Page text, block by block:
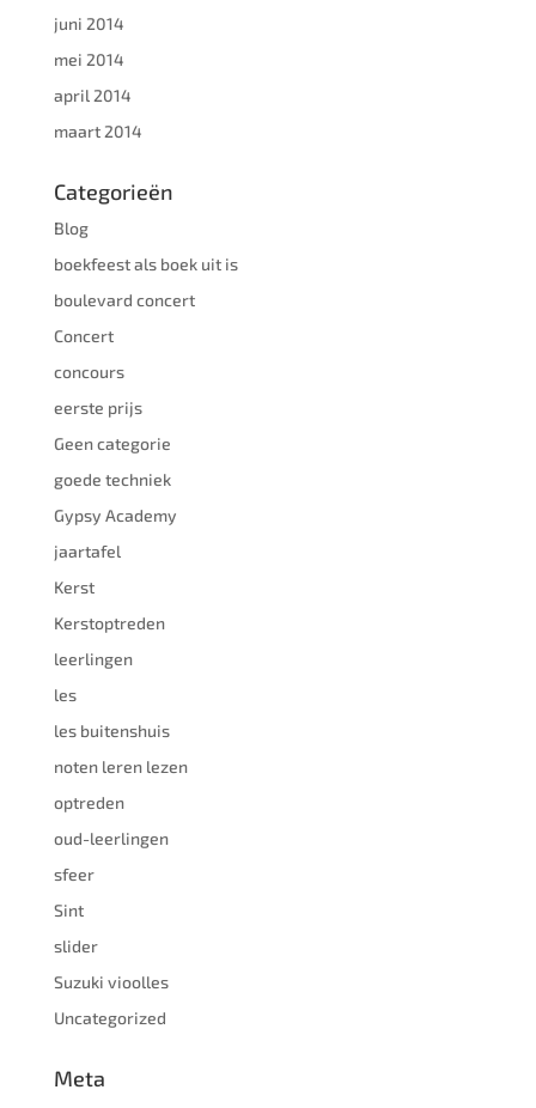
juni 2014
mei 2014
april 2014
maart 2014
Categorieën
Blog
boekfeest als boek uit is
boulevard concert
Concert
concours
eerste prijs
Geen categorie
goede techniek
Gypsy Academy
jaartafel
Kerst
Kerstoptreden
leerlingen
les
les buitenshuis
noten leren lezen
optreden
oud-leerlingen
sfeer
Sint
slider
Suzuki vioolles
Uncategorized
Meta